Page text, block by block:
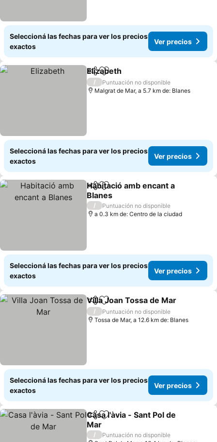
Seleccioná las fechas para ver los precios
exactos
Ver precios
CompartirAñadir a favoritos
Elizabeth
/
Puntuación no disponible
Malgrat de Mar, a 5.7 km de: Blanes
Seleccioná las fechas para ver los precios
exactos
Ver precios
CompartirAñadir a favoritos
Habitació amb encant a
Blanes
Ver precios
/
Puntuación no disponible
a 0.3 km de: Centro de la ciudad
Seleccioná las fechas para ver los precios
exactos
Ver precios
CompartirAñadir a favoritos
Villa Joan Tossa de Mar
/
Puntuación no disponible
Tossa de Mar, a 12.6 km de: Blanes
Seleccioná las fechas para ver los precios
exactos
Ver precios
CompartirAñadir a favoritos
Casa l'àvia - Sant Pol de
Mar
Ver precios
/
Puntuación no disponible